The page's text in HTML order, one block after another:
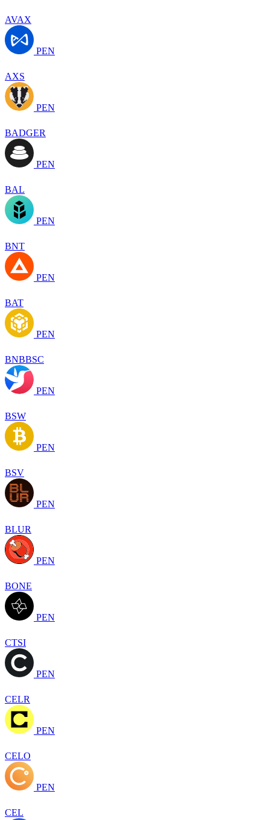
AVAX
PEN
AXS
PEN
BADGER
PEN
BAL
PEN
BNT
PEN
BAT
PEN
BNBBSC
PEN
BSW
PEN
BSV
PEN
BLUR
PEN
BONE
PEN
CTSI
PEN
CELR
PEN
CELO
PEN
CEL